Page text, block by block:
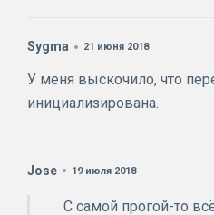
Sygma 21 июня 2018
У меня выскочило, что
инициализирована.
Jose 19 июля 2018
С самой прогой-то